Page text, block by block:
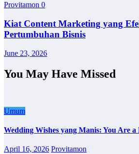
Provitamon 0
Kiat Content Marketing yang
Pertumbuhan Bisnis
June 23, 2026
You May Have Missed
Umum
Wedding Wishes yang Manis: You Are a
April 16, 2026 Provitamon